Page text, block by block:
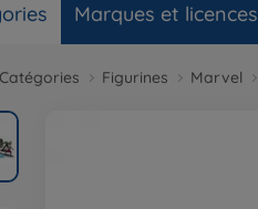
Marques et licences
Catégories Figurines Marvel